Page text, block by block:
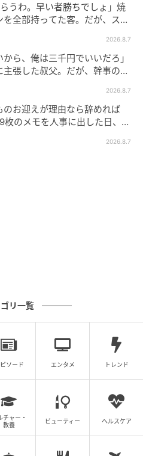
らうわ。早い者勝ちでしょ」焼
を全部持ってた客。だが、スタ
2026.8.7
から、俺は三千円でいいだろ」
張した叔父。だが、幹事のい
2026.8.7
のお迎えが理由なら辞めれば
枚のメモを人事に出した日、部
2026.8.7
リ一覧
ソード エンタメ トレンド
チャー・
教養
ビューティー ヘルスケア